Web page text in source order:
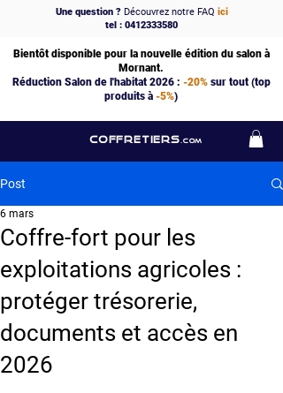
COFFRETIERS .COM
Une question ?Découvrez notre FAQ ici
tel : 0412333580
Bientôt disponible pour la nouvelle édition du salon à
Mornant.
Réduction Salon de l'habitat 2026 : -20%sur tout (top
produits à -5%)
Post
Coffre-fort pour les
exploitations agricoles :
protéger trésorerie,
documents et accès en
2026
6 mars